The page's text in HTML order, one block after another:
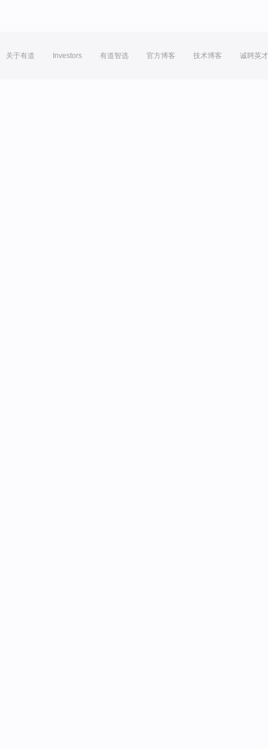
关于有道 Investors 有道智选 官方博客 技术博客 诚聘英才